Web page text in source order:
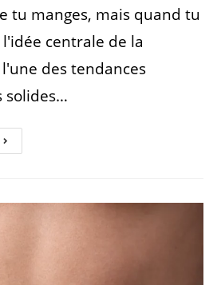
tu manges, mais quand tu
l'idée centrale de la
des tendances
solides…